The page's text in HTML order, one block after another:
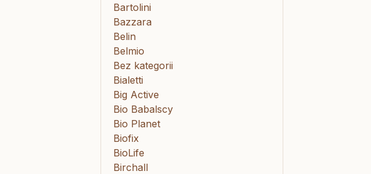
Bartolini
Bazzara
Belin
Belmio
Bez kategorii
Bialetti
Big Active
Bio Babalscy
Bio Planet
Biofix
BioLife
Birchall